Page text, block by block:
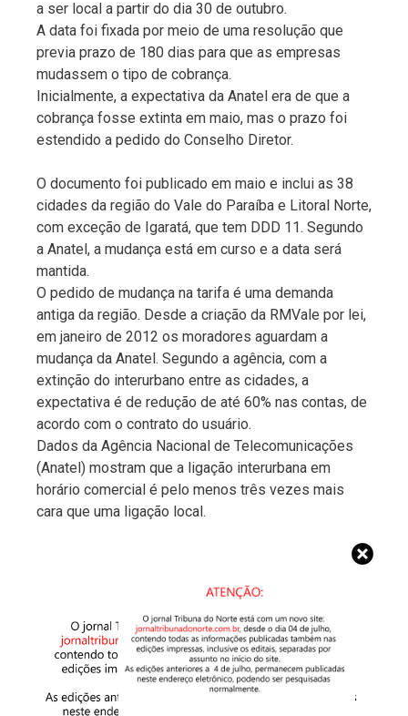
a ser local a partir do dia 30 de outubro.
A data foi fixada por meio de uma resolução que
previa prazo de 180 dias para que as empresas
mudassem o tipo de cobrança.
Inicialmente, a expectativa da Anatel era de que a
cobrança fosse extinta em maio, mas o prazo foi
estendido a pedido do Conselho Diretor.
O documento foi publicado em maio e inclui as 38
cidades da região do Vale do Paraíba e Litoral Norte,
com exceção de Igaratá, que tem DDD 11. Segundo
a Anatel, a mudança está em curso e a data será
mantida.
O pedido de mudança na tarifa é uma demanda
antiga da região. Desde a criação da RMVale por lei,
em janeiro de 2012 os moradores aguardam a
mudança da Anatel. Segundo a agência, com a
extinção do interurbano entre as cidades, a
expectativa é de redução de até 60% nas contas, de
acordo com o contrato do usuário.
Dados da Agência Nacional de Telecomunicações
(Anatel) mostram que a ligação interurbana em
horário comercial é pelo menos três vezes mais
cara que uma ligação local.